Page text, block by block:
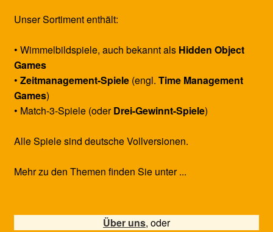
Unser Sortiment enthält:
• Wimmelbildspiele, auch bekannt als Hidden Object
Games
• Zeitmanagement-Spiele(engl. Time Management
Games)
• Match-3-Spiele (oderDrei-Gewinnt-Spiele)
Alle Spiele sind deutsche Vollversionen.
Mehr zu den Themen finden Sie unter ...
Über uns, oder